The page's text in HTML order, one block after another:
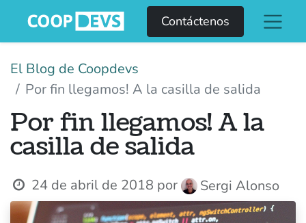
Contáctenos
El Blog de Coopdevs
Por fin llegamos! A la casilla de salida
Por fin llegamos! A la
casilla de salida
24 de abril de 2018 por Sergi Alonso